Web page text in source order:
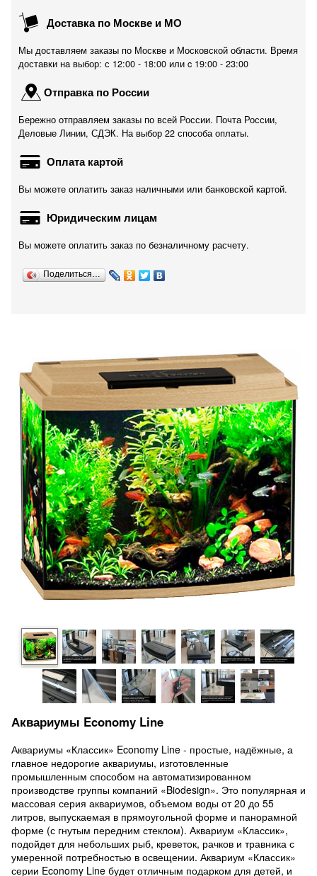
Доставка по Москве и МО
Мы доставляем заказы по Москве и Московской области. Время
доставки на выбор: с 12:00 - 18:00 или c 19:00 - 23:00
Отправка по России
Бережно отправляем заказы по всей России. Почта России,
Деловые Линии, СДЭК. На выбор 22 способа оплаты.
Оплата картой
Вы можете оплатить заказ наличными или банковской картой.
Юридическим лицам
Вы можете оплатить заказ по безналичному расчету.
Поделиться…
Аквариумы Economy Line
Аквариумы «Классик» Economy Line - простые, надёжные, а
главное недорогие аквариумы, изготовленные
промышленным способом на автоматизированном
производстве группы компаний «Biodesign». Это популярная и
массовая серия аквариумов, объемом воды от 20 до 55
литров, выпускаемая в прямоугольной форме и панорамной
форме (с гнутым передним стеклом). Аквариум «Классик»,
подойдет для небольших рыб, креветок, рачков и травника с
умеренной потребностью в освещении. Аквариум «Классик»
серии Economy Line будет отличным подарком для детей, и